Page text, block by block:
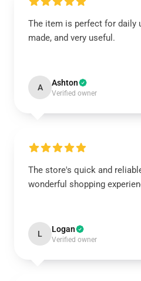
The item is perfect for daily
made, and very useful.
A Ashton
Verified owner
The store's quick and
wonderful shopping
L Logan
Verified owner